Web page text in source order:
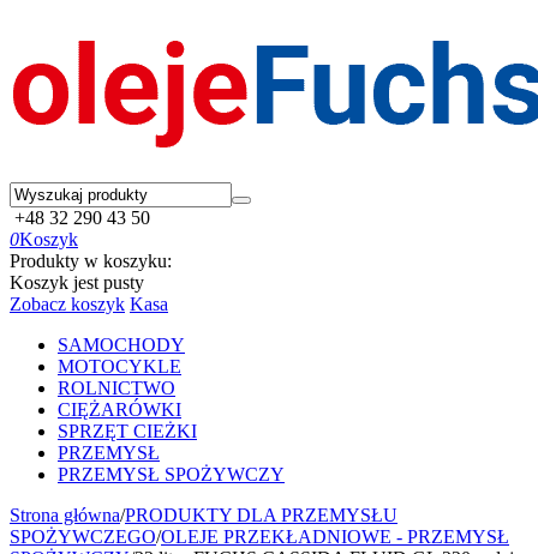
+48 32 290 43 50
0Koszyk
Produkty w koszyku:
Koszyk jest pusty
Zobacz koszyk Kasa
SAMOCHODY
MOTOCYKLE
ROLNICTWO
CIĘŻARÓWKI
SPRZĘT CIEŻKI
PRZEMYSŁ
PRZEMYSŁ SPOŻYWCZY
Strona główna/PRODUKTY DLA PRZEMYSŁU
SPOŻYWCZEGO/OLEJE PRZEKŁADNIOWE - PRZEMYSŁ